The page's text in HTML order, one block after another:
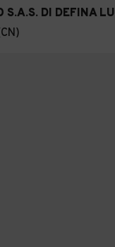
S.A.S. DI DEFINA